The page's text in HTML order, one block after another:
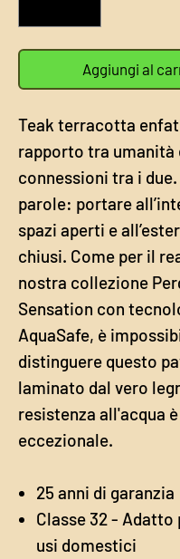
Aggiungi al
Teak terracotta
rapporto tra umanità
connessioni tra i
parole: portare
spazi aperti e
chiusi. Come per il
nostra collezione
Sensation con
AquaSafe, è
distinguere questo
laminato dal vero
resistenza all'acqua è
eccezionale.
25 anni di garanzia
Classe 32 -
usi domestici